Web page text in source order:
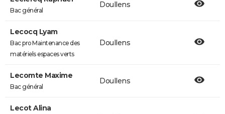
Bac général
Doullens
Lecocq Lyam
Bac pro Maintenance des
matériels espaces verts
Doullens
Lecomte Maxime
Bac général
Doullens
Lecot Alina